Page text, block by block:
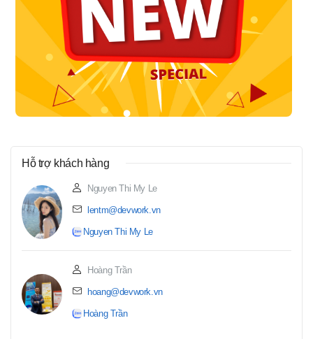
Hỗ trợ khách hàng
Nguyen Thi My Le
lentm@devwork.vn
Nguyen Thi My Le
Hoàng Trần
hoang@devwork.vn
Hoàng Trần